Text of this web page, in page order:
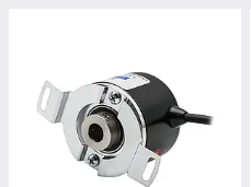
Заправні станції
Застосування в харчовій
виробництві напоїв
Нафта і газ (обробка труб,